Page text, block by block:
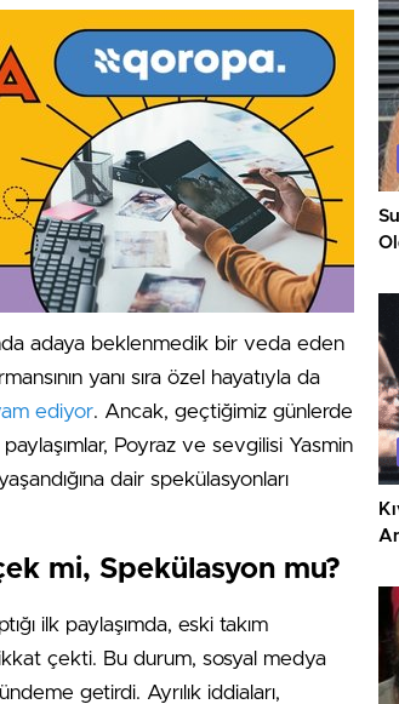
adaya beklenmedik bir veda eden
yanı sıra özel hayatıyla da
ediyor. Ancak, geçtiğimiz günlerde
paylaşımlar, Poyraz ve sevgilisi Yasmin
dair spekülasyonları
mi, Spekülasyon mu?
ilk paylaşımda, eski takım
çekti. Bu durum, sosyal medya
getirdi. Ayrılık iddiaları,